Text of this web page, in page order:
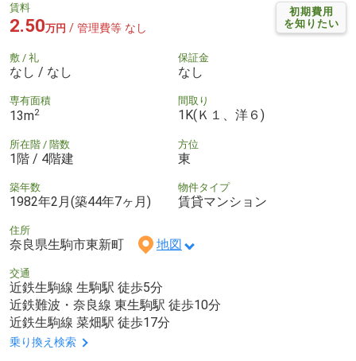
初期費用
を知りたい
賃料
2.50万円 / 管理費等 なし
敷 / 礼
なし / なし
保証金
なし
専有面積
13m2
間取り
1K(Ｋ１、洋６)
所在階 / 階数
1階 / 4階建
方位
東
築年数
1982年2月(築44年7ヶ月)
物件タイプ
賃貸マンション
住所
奈良県生駒市東新町 地図
交通
近鉄生駒線 生駒駅 徒歩5分
近鉄難波・奈良線 東生駒駅 徒歩10分
近鉄生駒線 菜畑駅 徒歩17分
乗り換え検索